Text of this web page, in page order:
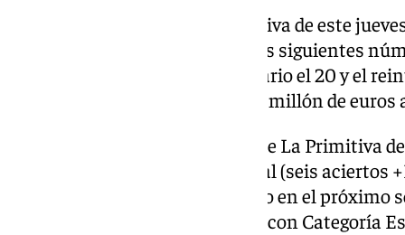
En el sorteo de la Lotería Primitiva de este
ganadora ha correspondido a los siguientes
siendo el número complementario el 20 y el
hoy ha premiado con un jugoso millón de euros
Asimismo, en el último sorteo de La Primitiva
acertantes de Categoría Especial (seis aciertos
generado que se pondrá en juego en el
acertante de Primera Categoría con Categoría